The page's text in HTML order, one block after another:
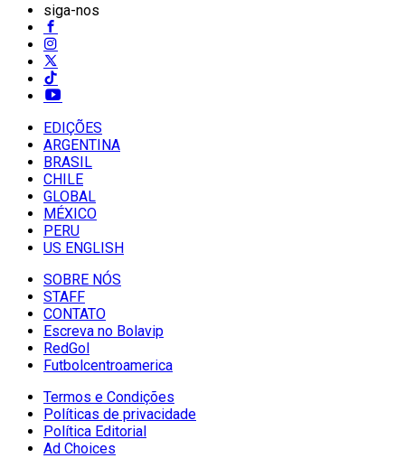
siga-nos
EDIÇÕES
ARGENTINA
BRASIL
CHILE
GLOBAL
MÉXICO
PERU
US ENGLISH
SOBRE NÓS
STAFF
CONTATO
Escreva no Bolavip
RedGol
Futbolcentroamerica
Termos e Condições
Políticas de privacidade
Política Editorial
Ad Choices